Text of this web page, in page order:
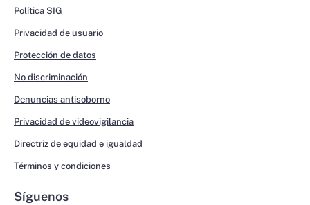
Política SIG
Privacidad de usuario
Protección de datos
No discriminación
Denuncias antisoborno
Privacidad de videovigilancia
Directriz de equidad e igualdad
Términos y condiciones
Síguenos